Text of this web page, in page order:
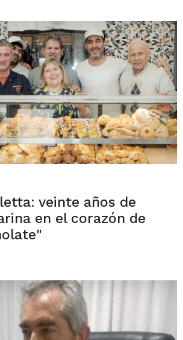
veinte años de
en el corazón de